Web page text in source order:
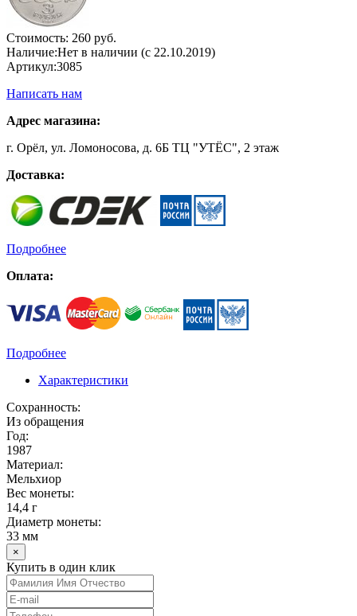
Стоимость: 260 руб.
Наличие:Нет в наличии (с 22.10.2019)
Артикул:3085
Написать нам
Адрес магазина:
г. Орёл, ул. Ломоносова, д. 6Б ТЦ "УТЁС", 2 этаж
Доставка:
Подробнее
Оплата:
Подробнее
Характеристики
Сохранность:
Из обращения
Год:
1987
Материал:
Мельхиор
Вес монеты:
14,4 г
Диаметр монеты:
33 мм
×
Купить в один клик